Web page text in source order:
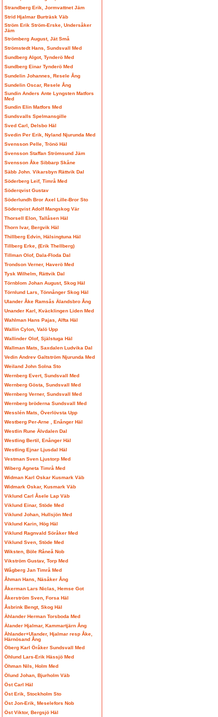
Strandberg Erik, Jormvattnet Jäm
Strid Hjalmar Burträsk Väb
Ström Erik Ström-Erske, Undersåker
Jäm
Strömberg August, Jät Små
Strömstedt Hans, Sundsvall Med
Sundberg Algot, Tynderö Med
Sundberg Einar Tynderö Med
Sundelin Johannes, Resele Ång
Sundelin Oscar, Resele Ång
Sundin Anders Ante Lyngsten Matfors
Med
Sundin Elin Matfors Med
Sundsvalls Spelmansgille
Sved Carl, Delsbo Häl
Svedin Per Erik, Nyland Njurunda Med
Svensson Pelle, Trönö Häl
Svensson Staffan Strömsund Jäm
Svensson Åke Sibbarp Skåne
Säbb John. Vikarsbyn Rättvik Dal
Söderberg Leif, Timrå Med
Söderqvist Gustav
Söderlundh Bror Axel Lille-Bror Sto
Söderqvist Adolf Mangskog Vär
Thorsell Elon, Tallåsen Häl
Thorn Ivar, Bergvik Häl
Thillberg Edvin, Hälsingtuna Häl
Tillberg Erke, (Erik Thellberg)
Tillman Olof, Dala-Floda Dal
Trondson Verner, Haverö Med
Tysk Wilhelm, Rättvik Dal
Törnblom Johan August, Skog Häl
Törnlund Lars, Tönnånger Skog Häl
Ulander Åke Ramsås Älandsbro Ång
Unander Karl, Kväcklingen Liden Med
Wahlman Hans Pajas, Alfta Häl
Wallin Cylon, Valö Upp
Wallinder Olof, Själstuga Häl
Wallman Mats, Saxdalen Ludvika Dal
Vedin Andrev Galtström Njurunda Med
Weiland John Solna Sto
Wernberg Evert, Sundsvall Med
Wernberg Gösta, Sundsvall Med
Wernberg Verner, Sundsvall Med
Wernberg bröderna Sundsvall Med
Wesslén Mats, Överlövsta Upp
Westberg Per-Arne , Enånger Häl
Westlin Rune Älvdalen Dal
Westling Bertil, Enånger Häl
Westling Ejnar Ljusdal Häl
Vestman Sven Ljustorp Med
Wiberg Agneta Timrå Med
Widman Karl Oskar Kusmark Väb
Widmark Oskar, Kusmark Väb
Viklund Carl Åsele Lap Väb
Viklund Einar, Stöde Med
Viklund Johan, Hullsjön Med
Viklund Karin, Hög Häl
Viklund Ragnvald Söråker Med
Viklund Sven, Stöde Med
Wiksten, Böle Råneå Nob
Vikström Gustav, Torp Med
Wågberg Jan Timrå Med
Åhman Hans, Näsåker Ång
Åkerman Lars Niclas, Hemse Got
Åkerström Sven, Forsa Häl
Åsbrink Bengt, Skog Häl
Ählander Herman Torsboda Med
Älander Hjalmar, Kammartjärn Ång
Ählander+Ulander, Hjalmar resp Åke,
Härnösand Ång
Öberg Karl Öråker Sundsvall Med
Öhlund Lars-Erik Hässjö Med
Öhman Nils, Holm Med
Ölund Johan, Bjurholm Väb
Öst Carl Häl
Öst Erik, Stockholm Sto
Öst Jon-Erik, Meselefors Nob
Öst Viktor, Bergsjö Häl